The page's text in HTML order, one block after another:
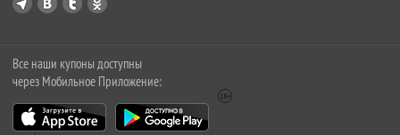
Все наши купоны доступны
через Мобильное Приложение: